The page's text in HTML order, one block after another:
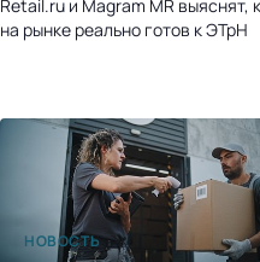
НОВОСТЬ
Retail.ru и Magram MR выяснят,
на рынке реально готов к ЭТрН